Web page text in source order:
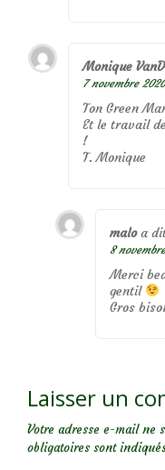
Monique
7 novembre
Ton Green
Et le travail
!
T. Monique
malo a
8
Merci
gentil
Gros
Laisser un
Votre adresse e-mail ne
obligatoires sont